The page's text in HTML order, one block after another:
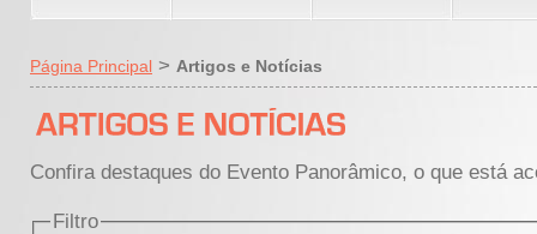
Página Principal > Artigos e Notícias
Confira destaques do Evento Panorâmico, o que está
Filtro